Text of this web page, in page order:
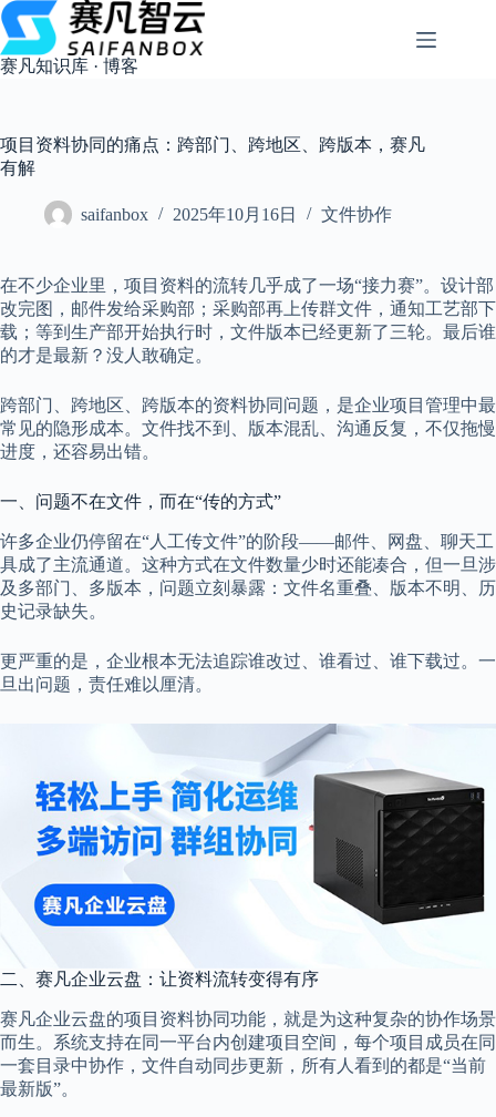
跳
过
内
容
赛凡知识库 · 博客
项目资料协同的痛点：跨部门、跨地区、跨版本，赛凡
有解
saifanbox 2025年10月16日 文件协作
在不少企业里，项目资料的流转几乎成了一场“接力赛”。设计部
改完图，邮件发给采购部；采购部再上传群文件，通知工艺部下
载；等到生产部开始执行时，文件版本已经更新了三轮。最后谁
的才是最新？没人敢确定。
跨部门、跨地区、跨版本的资料协同问题，是企业项目管理中最
常见的隐形成本。文件找不到、版本混乱、沟通反复，不仅拖慢
进度，还容易出错。
一、问题不在文件，而在“传的方式”
许多企业仍停留在“人工传文件”的阶段——邮件、网盘、聊天工
具成了主流通道。这种方式在文件数量少时还能凑合，但一旦涉
及多部门、多版本，问题立刻暴露：文件名重叠、版本不明、历
史记录缺失。
更严重的是，企业根本无法追踪谁改过、谁看过、谁下载过。一
旦出问题，责任难以厘清。
二、赛凡企业云盘：让资料流转变得有序
赛凡企业云盘的项目资料协同功能，就是为这种复杂的协作场景
而生。系统支持在同一平台内创建项目空间，每个项目成员在同
一套目录中协作，文件自动同步更新，所有人看到的都是“当前
最新版”。